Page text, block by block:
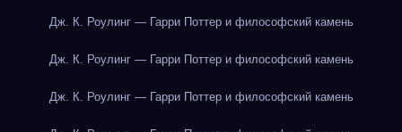
Дж. К. Роулинг — Гарри Поттер и философский камень
Дж. К. Роулинг — Гарри Поттер и философский камень
Дж. К. Роулинг — Гарри Поттер и философский камень